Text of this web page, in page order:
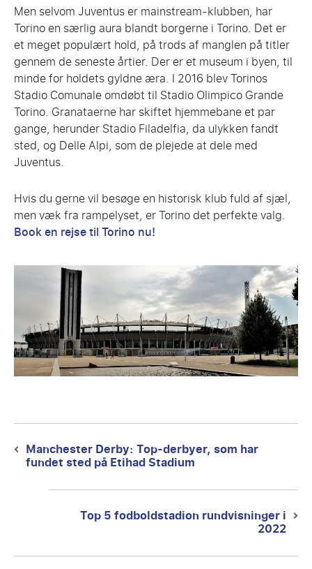
Men selvom Juventus er mainstream-klubben, har
Torino en særlig aura blandt borgerne i Torino. Det er
et meget populært hold, på trods af manglen på titler
gennem de seneste årtier. Der er et museum i byen, til
minde for holdets gyldne æra. I 2016 blev Torinos
Stadio Comunale omdøbt til Stadio Olimpico Grande
Torino. Granataerne har skiftet hjemmebane et par
gange, herunder Stadio Filadelfia, da ulykken fandt
sted, og Delle Alpi, som de plejede at dele med
Juventus.
Hvis du gerne vil besøge en historisk klub fuld af sjæl,
men væk fra rampelyset, er Torino det perfekte valg.
Book en rejse til Torino nu!
Post
navigation
Previous
post:
Manchester Derby: Top-derbyer, som har
fundet sted på Etihad Stadium
Top 5 fodboldstadion rundvisninger i
2022